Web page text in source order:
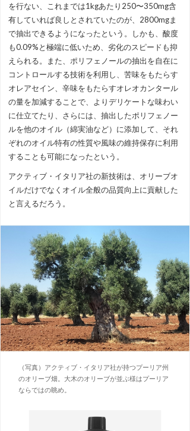
を行ない、これまでは1kgあたり250〜350mg含
有していれば良しとされていたのが、2800mgま
で抽出できるようになったという。しかも、酸度
も0.09%と極端に低いため、劣化のスピードも抑
えられる。また、ポリフェノールの抽出を自在に
コントロールする技術を利用し、苦味をもたらす
オレアセイン、辛味をもたらすオレオカンタール
の量を加減することで、よりデリケートな味わい
に仕立てたり、さらには、抽出したポリフェノー
ルを他のオイル（綿実油など）に添加して、それ
ぞれのオイル特有の性質や風味の維持保存に利用
することも可能になったという。
アクティブ・イタリア社の新技術は、オリーブオ
イルだけでなくオイル全般の品質向上に貢献した
と言えるだろう。
（写真）アクティブ・イタリア社が持つプーリア州
のオリーブ畑。大木のオリーブが並ぶ様はプーリア
ならではの眺め。